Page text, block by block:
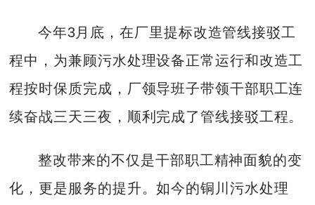
今年3月底，在厂里提标改造管线接驳工
程中，为兼顾污水处理设备正常运行和改造工
程按时保质完成，厂领导班子带领干部职工连
续奋战三天三夜，顺利完成了管线接驳工程。
整改带来的不仅是干部职工精神面貌的变
化，更是服务的提升。如今的铜川污水处理